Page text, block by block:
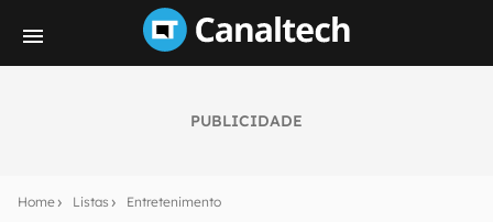
PUBLICIDADE
Home Listas Entretenimento
notícias e reviews sobre tecnologia em primeira